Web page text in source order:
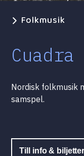
Folkmusik
Nordisk folkmusik
samspel.
Till info & biljetter